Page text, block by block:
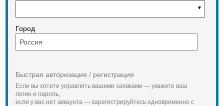
Город
Быстрая авторизация / регистрация
Если вы хотите управлять вашими заявками — укажите ваш
логин и пароль,
если у вас нет аккаунта — зарегистрируйтесь одновременно с